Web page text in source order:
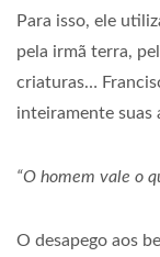
Para isso, ele
pela irmã terra,
criaturas…
inteiramente suas
“O homem vale o
O desapego aos